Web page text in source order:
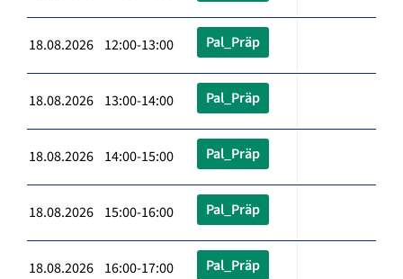
18.08.2026 12:00-13:00 Pal_Präp
18.08.2026 13:00-14:00 Pal_Präp
18.08.2026 14:00-15:00 Pal_Präp
18.08.2026 15:00-16:00 Pal_Präp
18.08.2026 16:00-17:00 Pal_Präp